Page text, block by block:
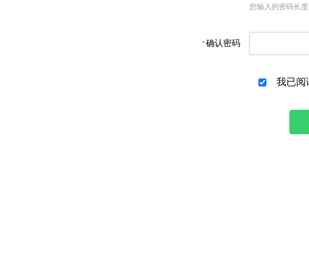
您输入的密码长
确认密码
我已阅